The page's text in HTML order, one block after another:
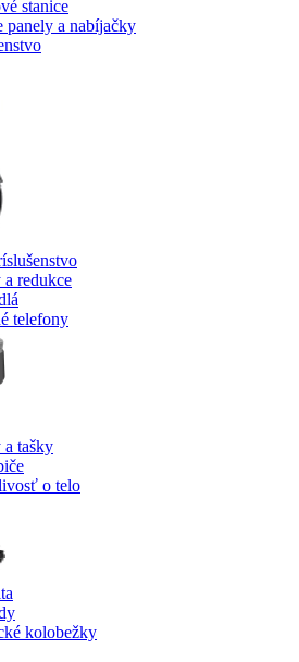
stanice
panely a nabíjačky
redukce
telefony
a tašky
o telo
kolobežky